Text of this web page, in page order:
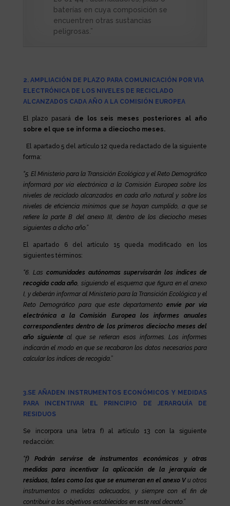
baterías en cuya composición se
encuentren otras sustancias
peligrosas.”
2. AMPLIACIÓN DE PLAZO PARA COMUNICACIÓN POR VIA
ELECTRÓNICA DE LOS NIVELES DE RECICLADO
ALCANZADOS CADA AÑO A LA COMISIÓN EUROPEA
El plazo pasará
de los seis meses posteriores al año
sobre el que se informa a dieciocho meses.
El apartado 5 del artículo 12 queda redactado de la siguiente
forma:
“5. El Ministerio para la Transición Ecológica y el Reto Demográfico
informará por vía electrónica a la Comisión Europea sobre los
niveles de reciclado alcanzados en cada año natural y sobre los
niveles de eficiencia mínimos que se hayan cumplido, a que se
refiere la parte B del anexo III, dentro de los dieciocho meses
siguientes a dicho año.”
El apartado 6 del artículo 15 queda modificado en los
siguientes términos:
“6. Las comunidades autónomas supervisarán los índices de
recogida cada año, siguiendo el esquema que figura en el anexo
I, y deberán informar al Ministerio para la Transición Ecológica y el
Reto Demográfico para que este departamentoenvíe por vía
electrónica a la Comisión Europea los informes anuales
correspondientes dentro de los primeros dieciocho meses del
año siguienteal que se refieran esos informes. Los informes
indicarán el modo en que se recabaron los datos necesarios para
calcular los índices de recogida.”
3.SE AÑADEN INSTRUMENTOS ECONÓMICOS Y MEDIDAS
PARA INCENTIVAR EL PRINCIPIO DE JERARQUÍADE
RESIDUOS
Se incorpora una letra f) al artículo 13 con la siguiente
redacción:
“f) Podrán servirse de instrumentos económicos y otras
medidas para incentivar la aplicación de la jerarquía de
residuos, tales como los que se enumeran en el anexo Vu otros
instrumentos o medidas adecuados, y siempre con el fin de
contribuir a los objetivos establecidos en este real decreto.”